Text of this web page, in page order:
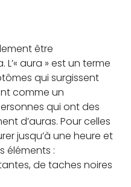
être
aura » est un terme
qui surgissent
comme un
qui ont des
d’auras. Pour celles
jusqu’à une heure et
éléments :
de taches noires